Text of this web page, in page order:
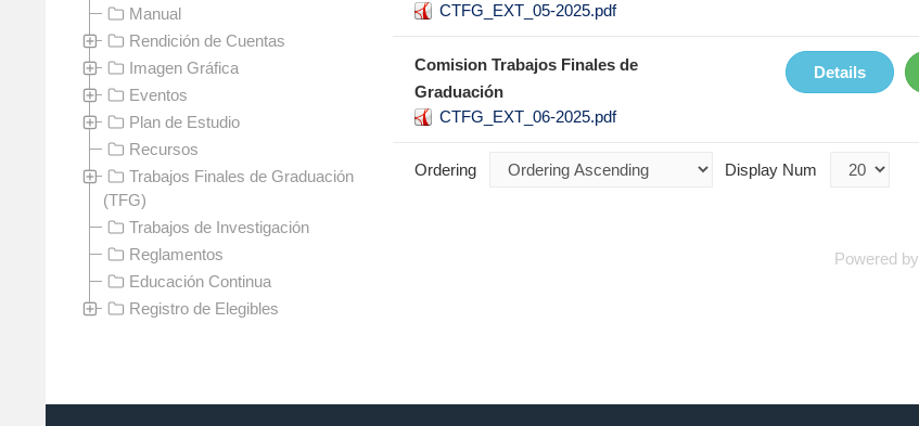
CTFG_EXT_05-2025.pdf
Comision Trabajos Finales de
Graduación
CTFG_EXT_06-2025.pdf
Details
Ordering Display Num
Powered by
Manual
Rendición de Cuentas
Imagen Gráfica
Eventos
Plan de Estudio
Recursos
Trabajos Finales de Graduación
(TFG)
Trabajos de Investigación
Reglamentos
Educación Continua
Registro de Elegibles